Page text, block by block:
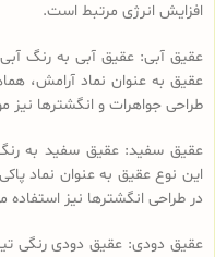
افزایش انرژی مرتبط است.
عقیق آبی: عقیق آبی به رنگ
عقیق به عنوان نماد آرامش،
طراحی جواهرات و انگشترها نیز
عقیق سفید: عقیق سفید به
این نوع عقیق به عنوان نماد
در طراحی انگشترها نیز استفاده
عقیق دودی: عقیق دودی رنگی